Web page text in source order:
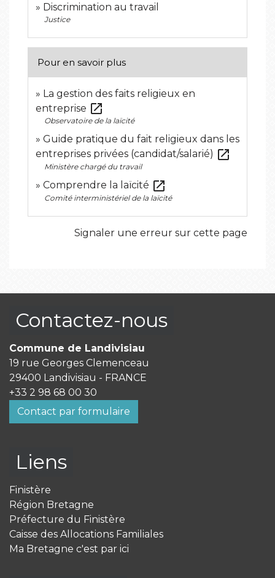
Discrimination au travail
Justice
Pour en savoir plus
La gestion des faits religieux en
entreprise open_in_new
Observatoire de la laïcité
Guide pratique du fait religieux dans les
entreprises privées (candidat/salarié) open_in_new
Ministère chargé du travail
Comprendre la laïcité open_in_new
Comité interministériel de la laïcité
Signaler une erreur sur cette page
Contactez-nous
Commune de Landivisiau
19 rue Georges Clemenceau
29400 Landivisiau - FRANCE
+33 2 98 68 00 30
Contact par formulaire
Liens
Finistère
Région Bretagne
Préfecture du Finistère
Caisse des Allocations Familiales
Ma Bretagne c'est par ici